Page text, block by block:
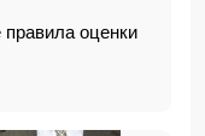
оценки